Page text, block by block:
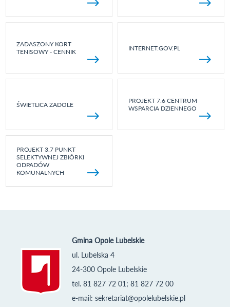
ZADASZONY KORT
TENISOWY - CENNIK
INTERNET.GOV.PL
ŚWIETLICA ZADOLE
PROJEKT 7.6 CENTRUM
WSPARCIA DZIENNEGO
PROJEKT 3.7 PUNKT
SELEKTYWNEJ ZBIÓRKI
ODPADÓW
KOMUNALNYCH
Gmina Opole Lubelskie
ul. Lubelska 4
24-300 Opole Lubelskie
tel. 81 827 72 01; 81 827 72 00
e-mail: sekretariat@opolelubelskie.pl